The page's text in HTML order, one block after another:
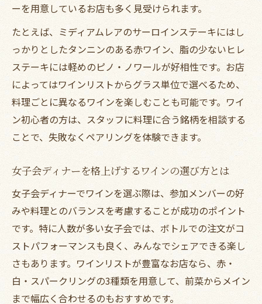
ーを用意しているお店も多く見受けられます。
たとえば、ミディアムレアのサーロインステーキにはし
っかりとしたタンニンのある赤ワイン、脂の少ないヒレ
ステーキには軽めのピノ・ノワールが好相性です。お店
によってはワインリストからグラス単位で選べるため、
料理ごとに異なるワインを楽しむことも可能です。ワイ
ン初心者の方は、スタッフに料理に合う銘柄を相談する
ことで、失敗なくペアリングを体験できます。
女子会ディナーを格上げするワインの選び方とは
女子会ディナーでワインを選ぶ際は、参加メンバーの好
みや料理とのバランスを考慮することが成功のポイント
です。特に人数が多い女子会では、ボトルでの注文がコ
ストパフォーマンスも良く、みんなでシェアできる楽し
さもあります。ワインリストが豊富なお店なら、赤・
白・スパークリングの3種類を用意して、前菜からメイン
まで幅広く合わせるのもおすすめです。